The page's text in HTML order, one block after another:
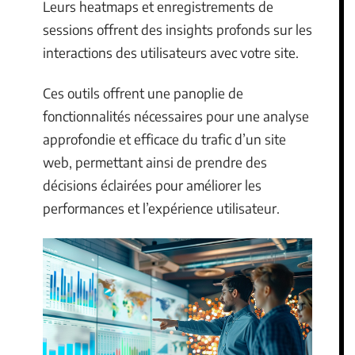
Leurs heatmaps et enregistrements de
sessions offrent des insights profonds sur les
interactions des utilisateurs avec votre site.
Ces outils offrent une panoplie de
fonctionnalités nécessaires pour une analyse
approfondie et efficace du trafic d’un site
web, permettant ainsi de prendre des
décisions éclairées pour améliorer les
performances et l’expérience utilisateur.